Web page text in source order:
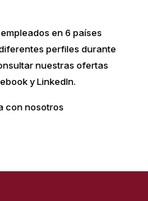
en 6 países
perfiles durante
nuestras ofertas
y LinkedIn.
con nosotros